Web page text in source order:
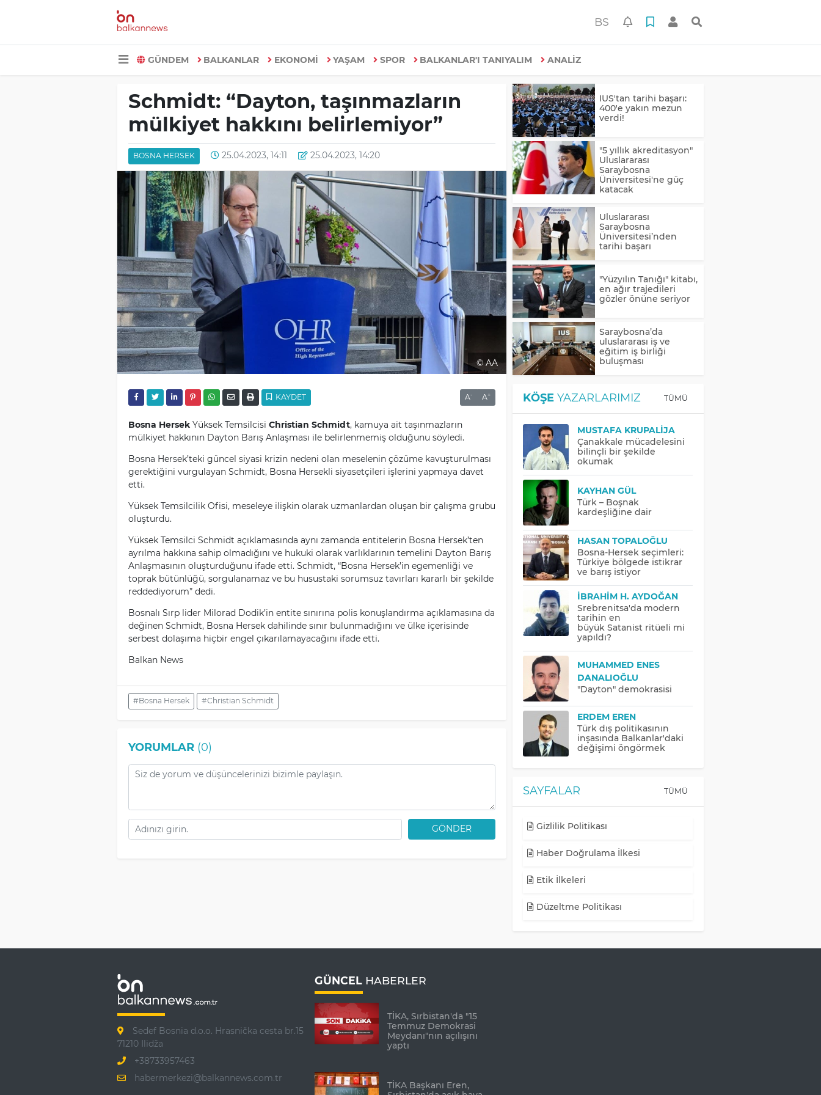
BS
GÜNDEM BALKANLAR EKONOMİ YAŞAM SPOR BALKANLAR'I TANIYALIM ANALİZ
Schmidt: “Dayton, taşınmazların
mülkiyet hakkını belirlemiyor”
BOSNA HERSEK 25.04.2023, 14:11 25.04.2023, 14:20
© AA
KAYDET A- A+
Bosna HersekYüksek Temsilcisi Christian Schmidt, kamuya ait taşınmazların
mülkiyet hakkının Dayton Barış Anlaşması ile belirlenmemiş olduğunu söyledi.
Bosna Hersek’teki güncel siyasi krizin nedeni olan meselenin çözüme kavuşturulması
gerektiğini vurgulayan Schmidt, Bosna Hersekli siyasetçileri işlerini yapmaya davet
etti.
Yüksek Temsilcilik Ofisi, meseleye ilişkin olarak uzmanlardan oluşan bir çalışma grubu
oluşturdu.
Yüksek Temsilci Schmidt açıklamasında aynı zamanda entitelerin Bosna Hersek’ten
ayrılma hakkına sahip olmadığını ve hukuki olarak varlıklarının temelini Dayton Barış
Anlaşmasının oluşturduğunu ifade etti. Schmidt, “Bosna Hersek’in egemenliği ve
toprak bütünlüğü, sorgulanamaz ve bu husustaki sorumsuz tavırları kararlı bir şekilde
reddediyorum” dedi.
Bosnalı Sırp lider Milorad Dodik’in entite sınırına polis konuşlandırma açıklamasına da
değinen Schmidt, Bosna Hersek dahilinde sınır bulunmadığını ve ülke içerisinde
serbest dolaşıma hiçbir engel çıkarılamayacağını ifade etti.
Balkan News
#Bosna Hersek #Christian Schmidt
YORUMLAR(0)
GÖNDER
IUS'tan tarihi başarı:
400'e yakın mezun
verdi!
"5 yıllık akreditasyon"
Uluslararası
Saraybosna
Üniversitesi'ne güç
katacak
Uluslararası
Saraybosna
Üniversitesi’nden
tarihi başarı
"Yüzyılın Tanığı" kitabı,
en ağır trajedileri
gözler önüne seriyor
Saraybosna’da
uluslararası iş ve
eğitim iş birliği
buluşması
KÖŞE YAZARLARIMIZ TÜMÜ
MUSTAFA KRUPALIJA
Çanakkale mücadelesini
bilinçli bir şekilde
okumak
KAYHAN GÜL
Türk – Boşnak
kardeşliğine dair
HASAN TOPALOĞLU
Bosna-Hersek seçimleri:
Türkiye bölgede istikrar
ve barış istiyor
İBRAHIM H. AYDOĞAN
Srebrenitsa'da modern
tarihin en
büyük Satanist ritüeli mi
yapıldı?
MUHAMMED ENES
DANALIOĞLU
"Dayton" demokrasisi
ERDEM EREN
Türk dış politikasının
inşasında Balkanlar'daki
değişimi öngörmek
SAYFALAR TÜMÜ
Gizlilik Politikası
Haber Doğrulama İlkesi
Etik İlkeleri
Düzeltme Politikası
Sedef Bosnia d.o.o. Hrasnička cesta br.15
71210 Ilidža
+38733957463
habermerkezi@balkannews.com.tr
GÜNCEL HABERLER
TİKA, Sırbistan'da "15
Temmuz Demokrasi
Meydanı"nın açılışını
yaptı
TİKA Başkanı Eren,